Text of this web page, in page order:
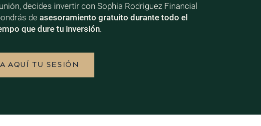
decides invertir con Sophia Rodriguez Financial
deasesoramiento gratuito durante todo el
que dure tu inversión.
AQUÍ TU SESIÓN